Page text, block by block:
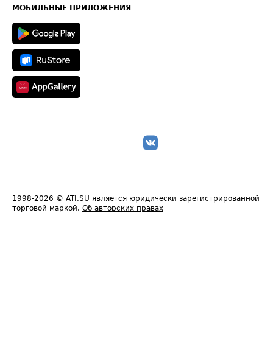
Техническая информация
МОБИЛЬНЫЕ ПРИЛОЖЕНИЯ
1998-2026 © ATI.SU является юридически зарегистрированной
торговой маркой. Об авторских правах